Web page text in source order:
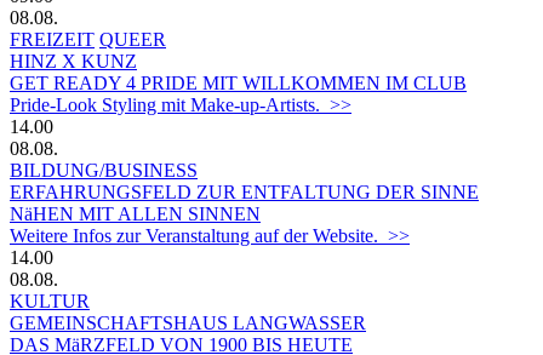
08.08.
FREIZEIT QUEER
HINZ X KUNZ
GET READY 4 PRIDE MIT WILLKOMMEN IM CLUB
Pride-Look Styling mit Make-up-Artists. >>
14.00
08.08.
BILDUNG/BUSINESS
ERFAHRUNGSFELD ZUR ENTFALTUNG DER SINNE
NäHEN MIT ALLEN SINNEN
Weitere Infos zur Veranstaltung auf der Website. >>
14.00
08.08.
KULTUR
GEMEINSCHAFTSHAUS LANGWASSER
DAS MäRZFELD VON 1900 BIS HEUTE